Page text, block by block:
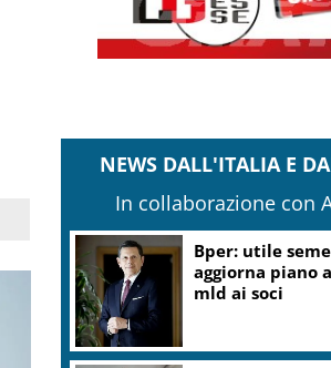
NEWS DALL'ITALIA E
In collaborazione con
Bper: utile
aggiorna piano
mld ai soci